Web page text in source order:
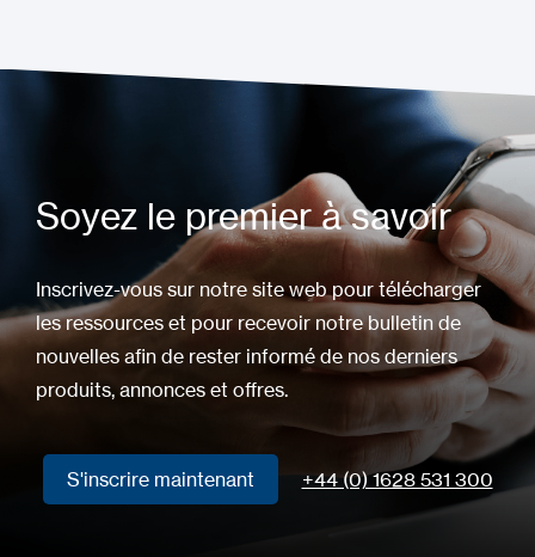
Soyez le premier à savoir
Inscrivez-vous sur notre site web pour télécharger
les ressources et pour recevoir notre bulletin de
nouvelles afin de rester informé de nos derniers
produits, annonces et offres.
S'inscrire maintenant +44 (0) 1628 531 300